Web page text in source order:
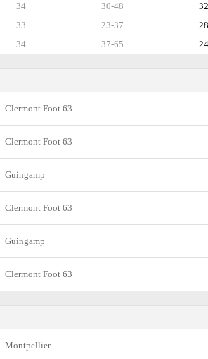
32
30-48
34
28
23-37
33
24
37-65
34
Clermont Foot 63
Clermont Foot 63
Guingamp
Clermont Foot 63
Guingamp
Clermont Foot 63
Montpellier